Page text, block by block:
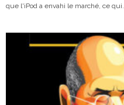
que l'iPod a envahi le marché, ce qui...